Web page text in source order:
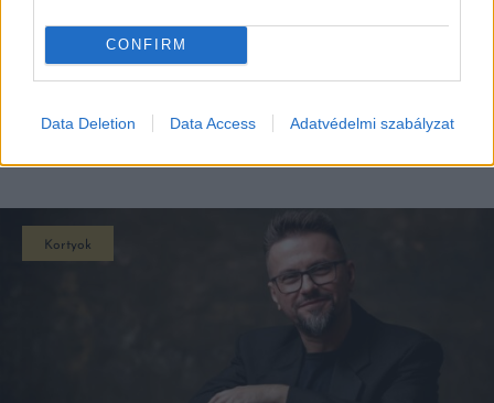
CONFIRM
Data Deletion Data Access Adatvédelmi szabályzat
EZEK IS ÉRDEKELHETNEK
Kortyok